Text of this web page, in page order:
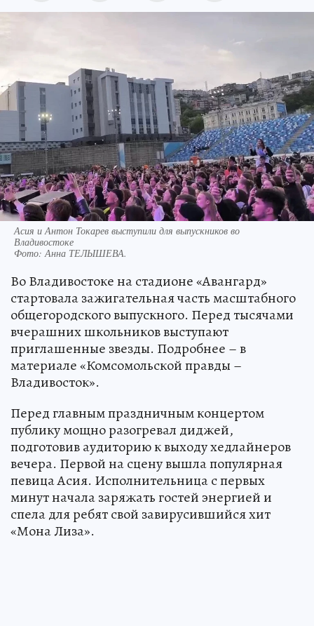
Асия и Антон Токарев выступили для выпускников во
Владивостоке
Фото: Анна ТЕЛЫШЕВА.
Во Владивостоке на стадионе «Авангард»
стартовала зажигательная часть масштабного
общегородского выпускного. Перед тысячами
вчерашних школьников выступают
приглашенные звезды. Подробнее – в
материале «Комсомольской правды –
Владивосток».
Перед главным праздничным концертом
публику мощно разогревал диджей,
подготовив аудиторию к выходу хедлайнеров
вечера. Первой на сцену вышла популярная
певица Асия. Исполнительница с первых
минут начала заряжать гостей энергией и
спела для ребят свой завирусившийся хит
«Мона Лиза».